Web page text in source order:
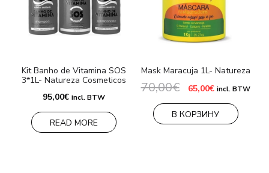
Kit Banho de Vitamina SOS
3*1L- Natureza Cosmeticos
95,00€ incl. BTW
READ MORE
Mask Maracuja 1L- Natureza
70,00€ Первоначальная
цена
составляла
70,00€.
65,00€Текущая
65,00€.
incl. BTW
В КОРЗИНУ